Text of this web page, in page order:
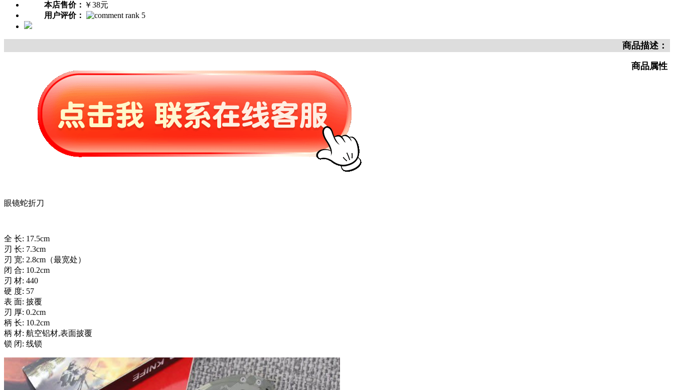
本店售价： ￥38元
用户评价：
商品描述：
商品属性
眼镜蛇折刀
全 长: 17.5cm
刃 长: 7.3cm
刃 宽: 2.8cm（最宽处）
闭 合: 10.2cm
刃 材: 440
硬 度: 57
表 面: 披覆
刃 厚: 0.2cm
柄 长: 10.2cm
柄 材: 航空铝材,表面披覆
锁 闭: 线锁